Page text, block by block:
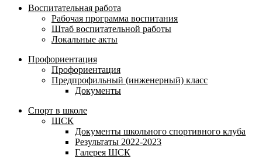
Воспитательная работа
Рабочая программа воспитания
Штаб воспитательной работы
Локальные акты
Профориентация
Профориентация
Предпрофильный (инженерный) класс
Документы
Спорт в школе
ШСК
Документы школьного спортивного клуба
Результаты 2022-2023
Галерея ШСК